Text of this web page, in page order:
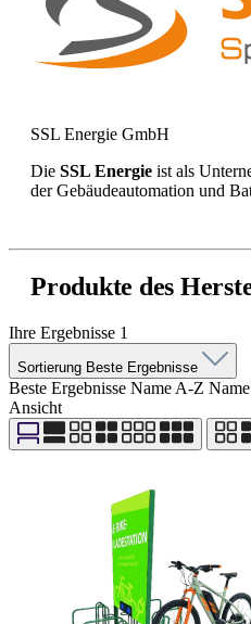
SSL Energie GmbH
Die SSL Energie ist als
der Gebäudeautomation und
Produkte des
Ihre Ergebnisse 1
Sortierung Beste Ergebnisse
Beste Ergebnisse Name A-Z
Ansicht